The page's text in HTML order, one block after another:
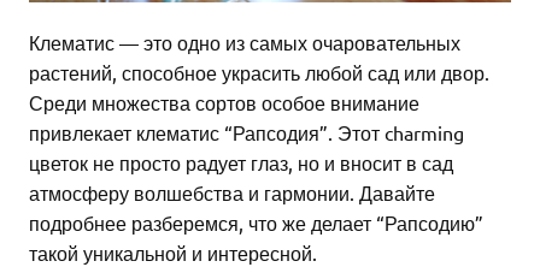
Клематис — это одно из самых очаровательных
растений, способное украсить любой сад или двор.
Среди множества сортов особое внимание
привлекает клематис “Рапсодия”. Этот charming
цветок не просто радует глаз, но и вносит в сад
атмосферу волшебства и гармонии. Давайте
подробнее разберемся, что же делает “Рапсодию”
такой уникальной и интересной.